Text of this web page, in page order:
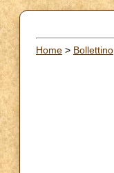
Home > Bollettino